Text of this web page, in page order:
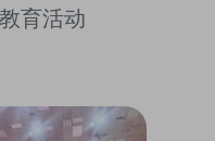
育活动